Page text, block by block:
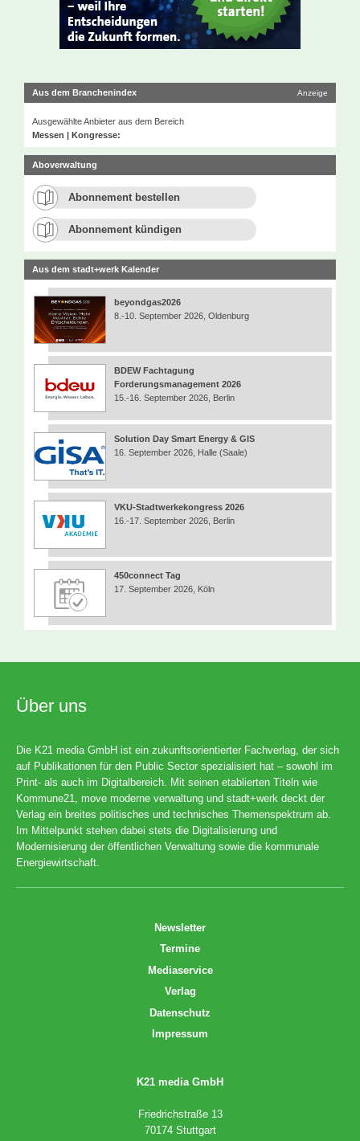
Aus dem Branchenindex Anzeige
Ausgewählte Anbieter aus dem Bereich
Messen | Kongresse:
Aboverwaltung
Abonnement bestellen
Abonnement kündigen
Aus dem stadt+werk Kalender
beyondgas2026
8.-10. September 2026, Oldenburg
BDEW Fachtagung
Forderungsmanagement 2026
15.-16. September 2026, Berlin
Solution Day Smart Energy & GIS
16. September 2026, Halle (Saale)
VKU-Stadtwerkekongress 2026
16.-17. September 2026, Berlin
450connect Tag
17. September 2026, Köln
Über uns
Die K21 media GmbH ist ein zukunftsorientierter Fachverlag, der sich
auf Publikationen für den Public Sector spezialisiert hat – sowohl im
Print- als auch im Digitalbereich. Mit seinen etablierten Titeln wie
Kommune21, move moderne verwaltung und stadt+werk deckt der
Verlag ein breites politisches und technisches Themenspektrum ab.
Im Mittelpunkt stehen dabei stets die Digitalisierung und
Modernisierung der öffentlichen Verwaltung sowie die kommunale
Energiewirtschaft.
Newsletter
Termine
Mediaservice
Verlag
Datenschutz
Impressum
K21 media GmbH
Friedrichstraße 13
70174 Stuttgart